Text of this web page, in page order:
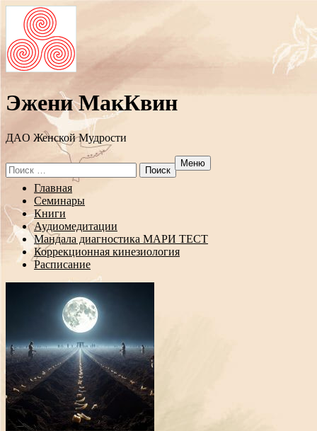
Эжени МакКвин
ДAO Женской Мудрости
Search
for:
Меню
Перейти
содержанию
Главная
Семинары
Книги
Аудиомедитации
Мандала диагностика МАРИ ТЕСТ
Коррекционная кинезиология
Расписание